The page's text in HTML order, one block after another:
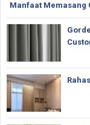
Manfaat Memasang